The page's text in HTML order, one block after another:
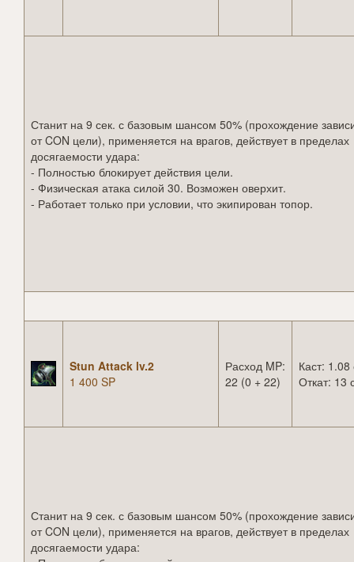
Станит на 9 сек. с базовым шансом 50% (прохождение
от CON цели), применяется на врагов, действует в пределах
досягаемости удара:
- Полностью блокирует действия цели.
- Физическая атака силой 30. Возможен оверхит.
- Работает только при условии, что экипирован топор.
Stun Attack lv.2
1 400 SP
Расход MP:
22 (0 + 22)
Каст: 1.08
Откат: 13
Станит на 9 сек. с базовым шансом 50% (прохождение
от CON цели), применяется на врагов, действует в пределах
досягаемости удара: